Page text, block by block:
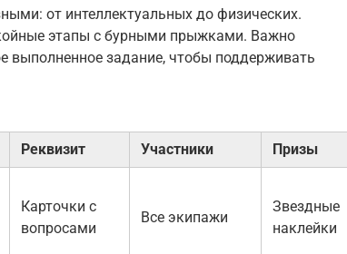
от интеллектуальных до физических.
этапы с бурными прыжками. Важно
выполненное задание, чтобы поддерживать
Реквизит Участники Призы
Карточки с
вопросами
Все экипажи
Звездные
наклейки